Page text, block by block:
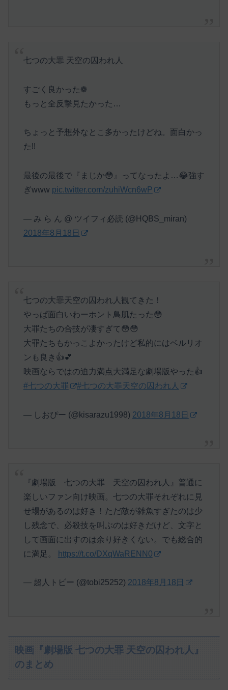
七つの大罪 天空の囚われ人
すごく良かった❁︎
もっと全反撃見たかった…
ちょっと予想外なとこ多かったけどね。面白かっ
た!!
最後の最後で『まじか😳』ってなったよ…😂強す
ぎwww pic.twitter.com/zuhiWcn6wP
— み ら ん @ ツイフィ必読 (@HQBS_miran)
2018年8月18日
七つの大罪天空の囚われ人観てきた！
やっぱ面白いわーホント鳥肌たった😳
大罪たちの合技が凄すぎて😳😳
大罪たちもかっこよかったけど私的にはベルリオ
ンも良き👍💕
映画ならではの迫力満点大満足な劇場版やった👍
#七つの大罪
#七つの大罪天空の囚われ人
— しおぴー (@kisarazu1998) 2018年8月18日
『劇場版 七つの大罪 天空の囚われ人』普通に
楽しいファン向け映画。七つの大罪それぞれに見
せ場があるのは好き！ただ敵が雑魚すぎたのは少
し残念で、必殺技を叫ぶのは好きだけど、文字と
して画面に出すのは余り好きくない。でも総合的
に満足。
https://t.co/DXqWaRENN0
— 超人トビー (@tobi25252) 2018年8月18日
映画『劇場版 七つの大罪 天空の囚われ人』
のまとめ